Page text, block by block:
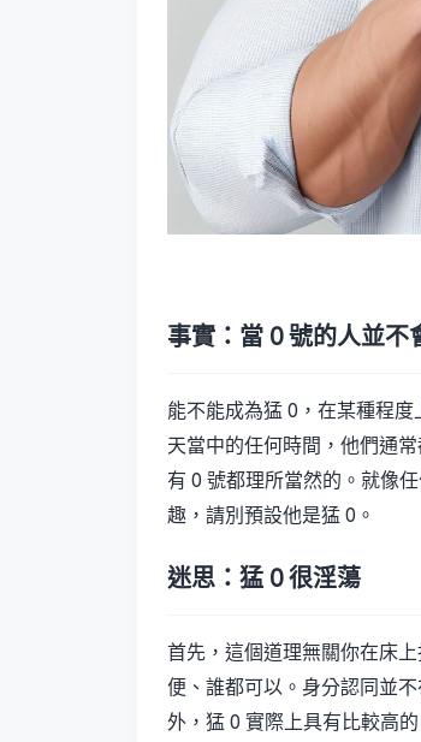
事實：當 0 號的人並不
能不能成為猛 0，在某種程
天當中的任何時間，他們通
有 0 號都理所當然的。就像
趣，請別預設他是猛 0。
迷思：猛 0 很淫蕩
首先，這個道理無關你在床
便、誰都可以。身分認同並
外，猛 0 實際上具有比較高